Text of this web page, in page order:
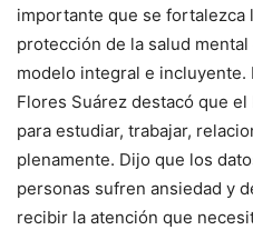
importante que se fortalezca
protección de la salud
modelo integral e incluyente.
Flores Suárez destacó que
para estudiar, trabajar,
plenamente. Dijo que los
personas sufren ansiedad y
recibir la atención que